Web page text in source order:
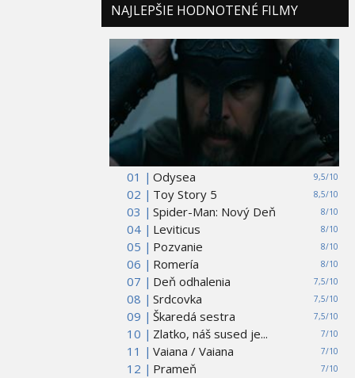
NAJLEPŠIE HODNOTENÉ FILMY
01 | 9,5/10
Odysea
02 |
8,5/10
Toy Story 5
03 |
8/10
Spider-Man: Nový Deň
04 |
8/10
Leviticus
05 |
8/10
Pozvanie
06 |
8/10
Romería
07 |
7,5/10
Deň odhalenia
08 |
7,5/10
Srdcovka
09 |
7,5/10
Škaredá sestra
10 |
7/10
Zlatko, náš sused je...
11 |
7/10
Vaiana / Vaiana
12 |
7/10
Prameň